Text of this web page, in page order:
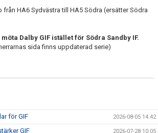
HA6 Sydvästra till HA5 Södra (ersätter Södra
Dalby GIF istället för Södra Sandby IF.
sida finns uppdaterad serie)
för GIF 2026-08-05 14:42
GIF 2026-07-28 10:05